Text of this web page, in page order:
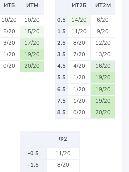
ИТБ
ИТМ
10/20
10/20
5/20
15/20
3/20
17/20
1/20
19/20
0/20 20/20
ИТ2Б
ИТ2М
0.5
14/20
6/20
1.5
11/20
9/20
2.5
8/20
12/20
3.5
7/20
13/20
4.5
4/20
16/20
5.5
1/20
19/20
6.5
1/20
19/20
7.5
1/20
19/20
8.5
0/20 20/20
Ф2
-0.5
11/20
-1.5
8/20